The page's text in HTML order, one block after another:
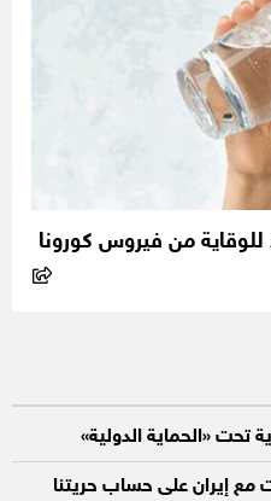
للوقاية من فيروس كورونا
تحت «الحماية الدولية»
مع إيران على حساب حريتنا